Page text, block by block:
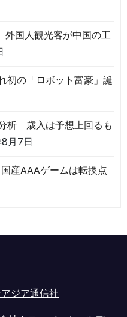
国人観光客が中国の工
初の「ロボット富豪」誕
析 歳入は予想上回るも
月7日
産AAAゲームは転換点
ジア通信社